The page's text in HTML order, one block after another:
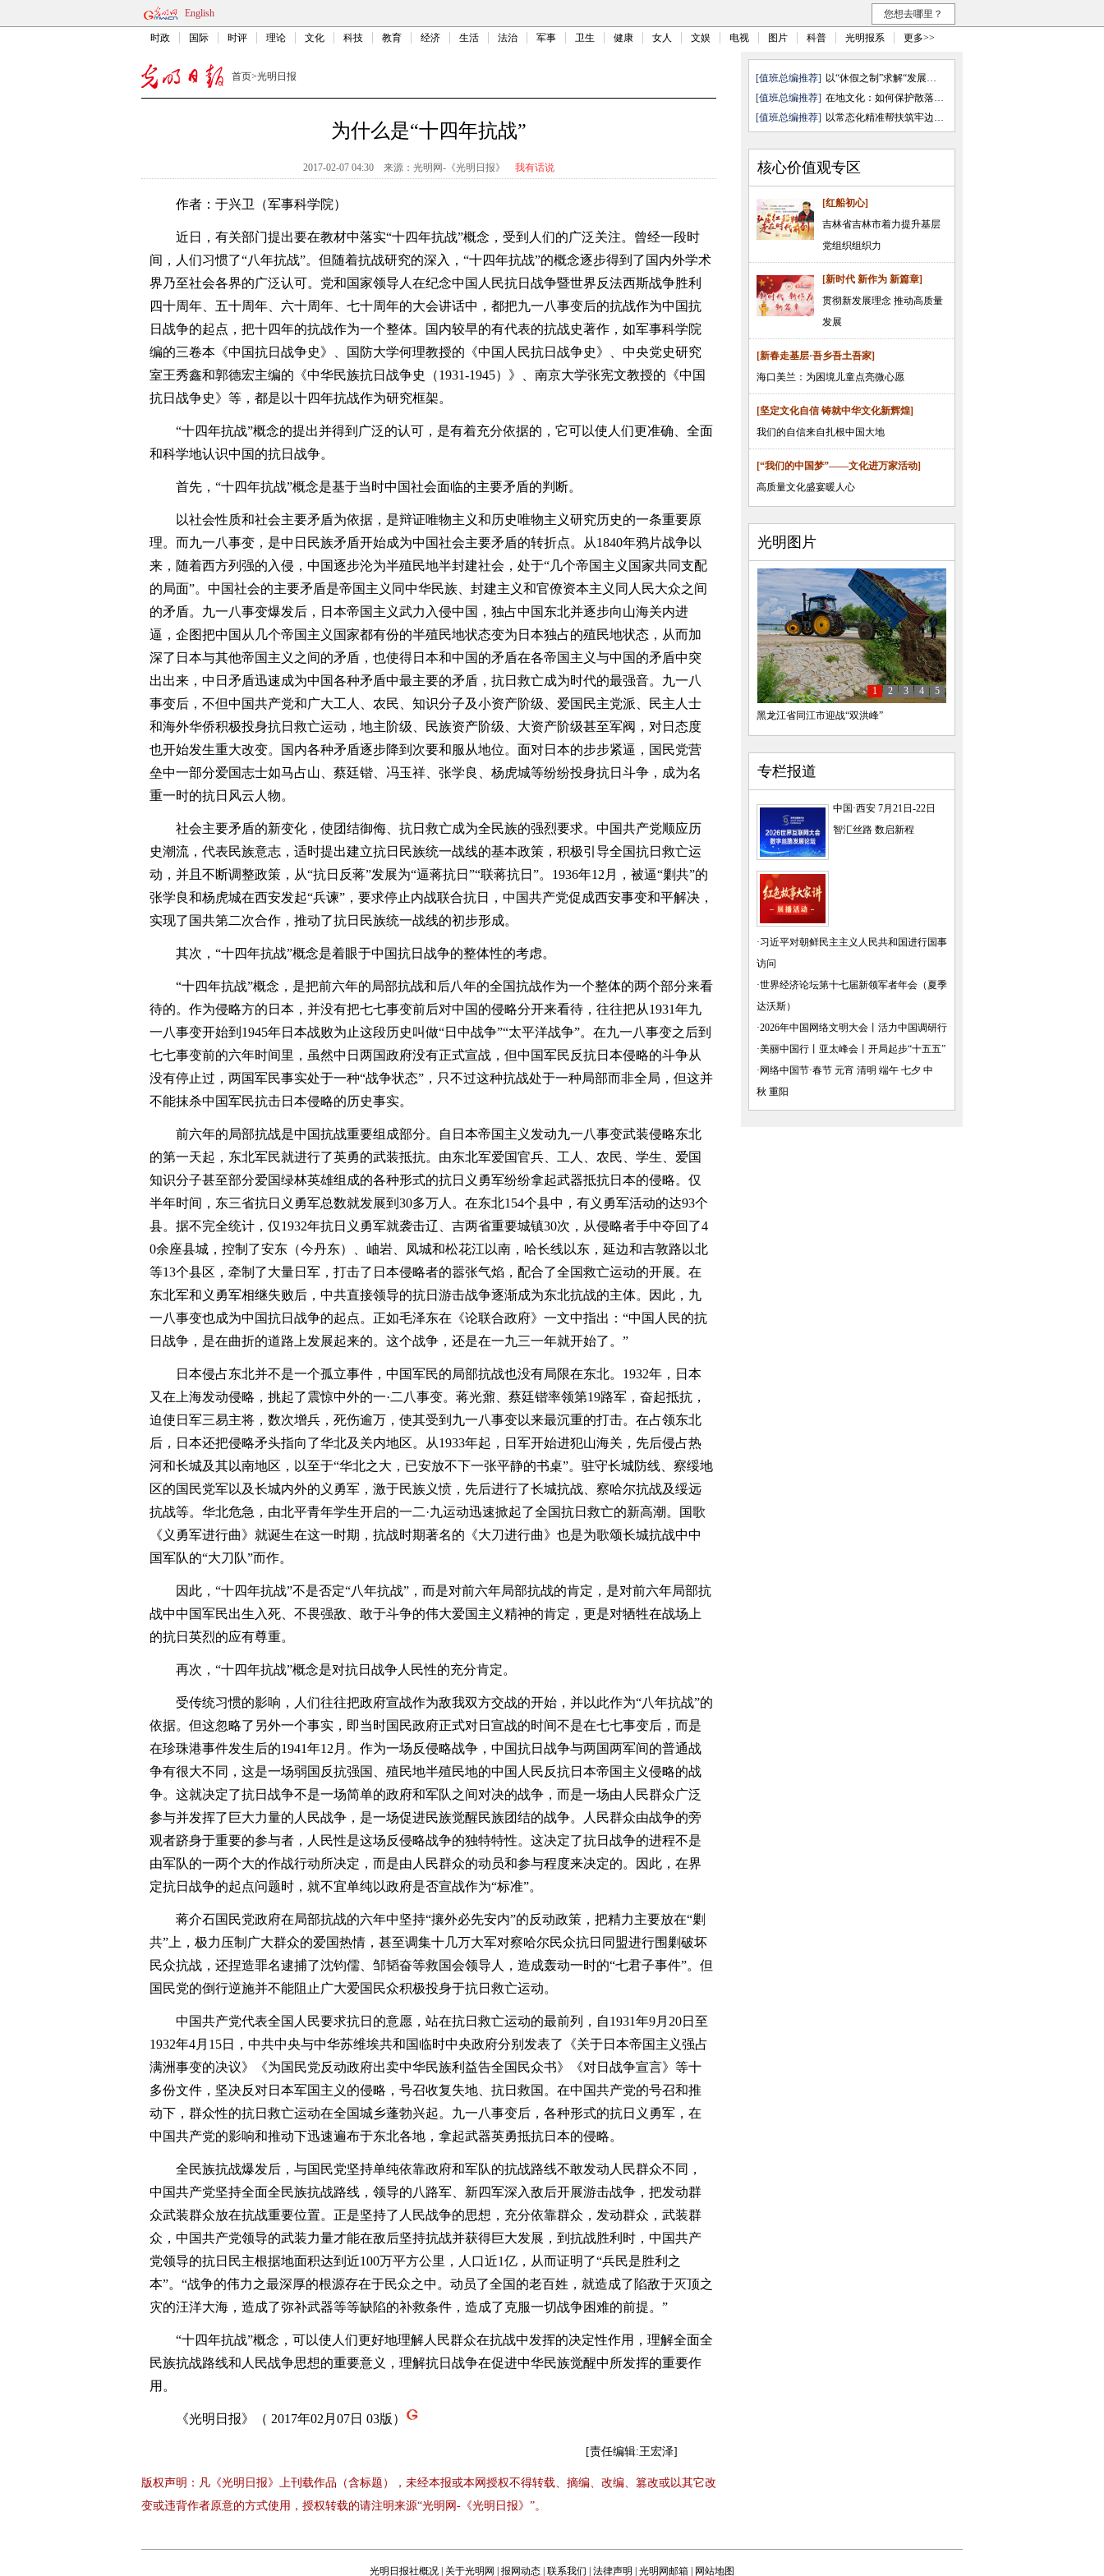
English 您想去哪里？
时政 国际 时评 理论 文化 科技 教育 经济 生活 法治 军事 卫生 健康 女人 文娱 电视 图片 科普 光明报系 更多>>
首页>光明日报
为什么是“十四年抗战”
2017-02-07 04:30 来源： 光明网-《光明日报》 我有话说
作者：于兴卫（军事科学院）
近日，有关部门提出要在教材中落实“十四年抗战”概念，受到人们的广泛关注。曾经一段时
间，人们习惯了“八年抗战”。但随着抗战研究的深入，“十四年抗战”的概念逐步得到了国内外学术
界乃至社会各界的广泛认可。党和国家领导人在纪念中国人民抗日战争暨世界反法西斯战争胜利
四十周年、五十周年、六十周年、七十周年的大会讲话中，都把九一八事变后的抗战作为中国抗
日战争的起点，把十四年的抗战作为一个整体。国内较早的有代表的抗战史著作，如军事科学院
编的三卷本《中国抗日战争史》、国防大学何理教授的《中国人民抗日战争史》、中央党史研究
室王秀鑫和郭德宏主编的《中华民族抗日战争史（1931-1945）》、南京大学张宪文教授的《中国
抗日战争史》等，都是以十四年抗战作为研究框架。
“十四年抗战”概念的提出并得到广泛的认可，是有着充分依据的，它可以使人们更准确、全面
和科学地认识中国的抗日战争。
首先，“十四年抗战”概念是基于当时中国社会面临的主要矛盾的判断。
以社会性质和社会主要矛盾为依据，是辩证唯物主义和历史唯物主义研究历史的一条重要原
理。而九一八事变，是中日民族矛盾开始成为中国社会主要矛盾的转折点。从1840年鸦片战争以
来，随着西方列强的入侵，中国逐步沦为半殖民地半封建社会，处于“几个帝国主义国家共同支配
的局面”。中国社会的主要矛盾是帝国主义同中华民族、封建主义和官僚资本主义同人民大众之间
的矛盾。九一八事变爆发后，日本帝国主义武力入侵中国，独占中国东北并逐步向山海关内进
逼，企图把中国从几个帝国主义国家都有份的半殖民地状态变为日本独占的殖民地状态，从而加
深了日本与其他帝国主义之间的矛盾，也使得日本和中国的矛盾在各帝国主义与中国的矛盾中突
出出来，中日矛盾迅速成为中国各种矛盾中最主要的矛盾，抗日救亡成为时代的最强音。九一八
事变后，不但中国共产党和广大工人、农民、知识分子及小资产阶级、爱国民主党派、民主人士
和海外华侨积极投身抗日救亡运动，地主阶级、民族资产阶级、大资产阶级甚至军阀，对日态度
也开始发生重大改变。国内各种矛盾逐步降到次要和服从地位。面对日本的步步紧逼，国民党营
垒中一部分爱国志士如马占山、蔡廷锴、冯玉祥、张学良、杨虎城等纷纷投身抗日斗争，成为名
重一时的抗日风云人物。
社会主要矛盾的新变化，使团结御侮、抗日救亡成为全民族的强烈要求。中国共产党顺应历
史潮流，代表民族意志，适时提出建立抗日民族统一战线的基本政策，积极引导全国抗日救亡运
动，并且不断调整政策，从“抗日反蒋”发展为“逼蒋抗日”“联蒋抗日”。1936年12月，被逼“剿共”的
张学良和杨虎城在西安发起“兵谏”，要求停止内战联合抗日，中国共产党促成西安事变和平解决，
实现了国共第二次合作，推动了抗日民族统一战线的初步形成。
其次，“十四年抗战”概念是着眼于中国抗日战争的整体性的考虑。
“十四年抗战”概念，是把前六年的局部抗战和后八年的全国抗战作为一个整体的两个部分来看
待的。作为侵略方的日本，并没有把七七事变前后对中国的侵略分开来看待，往往把从1931年九
一八事变开始到1945年日本战败为止这段历史叫做“日中战争”“太平洋战争”。在九一八事变之后到
七七事变前的六年时间里，虽然中日两国政府没有正式宣战，但中国军民反抗日本侵略的斗争从
没有停止过，两国军民事实处于一种“战争状态”，只不过这种抗战处于一种局部而非全局，但这并
不能抹杀中国军民抗击日本侵略的历史事实。
前六年的局部抗战是中国抗战重要组成部分。自日本帝国主义发动九一八事变武装侵略东北
的第一天起，东北军民就进行了英勇的武装抵抗。由东北军爱国官兵、工人、农民、学生、爱国
知识分子甚至部分爱国绿林英雄组成的各种形式的抗日义勇军纷纷拿起武器抵抗日本的侵略。仅
半年时间，东三省抗日义勇军总数就发展到30多万人。在东北154个县中，有义勇军活动的达93个
县。据不完全统计，仅1932年抗日义勇军就袭击辽、吉两省重要城镇30次，从侵略者手中夺回了4
0余座县城，控制了安东（今丹东）、岫岩、凤城和松花江以南，哈长线以东，延边和吉敦路以北
等13个县区，牵制了大量日军，打击了日本侵略者的嚣张气焰，配合了全国救亡运动的开展。在
东北军和义勇军相继失败后，中共直接领导的抗日游击战争逐渐成为东北抗战的主体。因此，九
一八事变也成为中国抗日战争的起点。正如毛泽东在《论联合政府》一文中指出：“中国人民的抗
日战争，是在曲折的道路上发展起来的。这个战争，还是在一九三一年就开始了。”
日本侵占东北并不是一个孤立事件，中国军民的局部抗战也没有局限在东北。1932年，日本
又在上海发动侵略，挑起了震惊中外的一·二八事变。蒋光鼐、蔡廷锴率领第19路军，奋起抵抗，
迫使日军三易主将，数次增兵，死伤逾万，使其受到九一八事变以来最沉重的打击。在占领东北
后，日本还把侵略矛头指向了华北及关内地区。从1933年起，日军开始进犯山海关，先后侵占热
河和长城及其以南地区，以至于“华北之大，已安放不下一张平静的书桌”。驻守长城防线、察绥地
区的国民党军以及长城内外的义勇军，激于民族义愤，先后进行了长城抗战、察哈尔抗战及绥远
抗战等。华北危急，由北平青年学生开启的一二·九运动迅速掀起了全国抗日救亡的新高潮。国歌
《义勇军进行曲》就诞生在这一时期，抗战时期著名的《大刀进行曲》也是为歌颂长城抗战中中
国军队的“大刀队”而作。
因此，“十四年抗战”不是否定“八年抗战”，而是对前六年局部抗战的肯定，是对前六年局部抗
战中中国军民出生入死、不畏强敌、敢于斗争的伟大爱国主义精神的肯定，更是对牺牲在战场上
的抗日英烈的应有尊重。
再次，“十四年抗战”概念是对抗日战争人民性的充分肯定。
受传统习惯的影响，人们往往把政府宣战作为敌我双方交战的开始，并以此作为“八年抗战”的
依据。但这忽略了另外一个事实，即当时国民政府正式对日宣战的时间不是在七七事变后，而是
在珍珠港事件发生后的1941年12月。作为一场反侵略战争，中国抗日战争与两国两军间的普通战
争有很大不同，这是一场弱国反抗强国、殖民地半殖民地的中国人民反抗日本帝国主义侵略的战
争。这就决定了抗日战争不是一场简单的政府和军队之间对决的战争，而是一场由人民群众广泛
参与并发挥了巨大力量的人民战争，是一场促进民族觉醒民族团结的战争。人民群众由战争的旁
观者跻身于重要的参与者，人民性是这场反侵略战争的独特特性。这决定了抗日战争的进程不是
由军队的一两个大的作战行动所决定，而是由人民群众的动员和参与程度来决定的。因此，在界
定抗日战争的起点问题时，就不宜单纯以政府是否宣战作为“标准”。
蒋介石国民党政府在局部抗战的六年中坚持“攘外必先安内”的反动政策，把精力主要放在“剿
共”上，极力压制广大群众的爱国热情，甚至调集十几万大军对察哈尔民众抗日同盟进行围剿破坏
民众抗战，还捏造罪名逮捕了沈钧儒、邹韬奋等救国会领导人，造成轰动一时的“七君子事件”。但
国民党的倒行逆施并不能阻止广大爱国民众积极投身于抗日救亡运动。
中国共产党代表全国人民要求抗日的意愿，站在抗日救亡运动的最前列，自1931年9月20日至
1932年4月15日，中共中央与中华苏维埃共和国临时中央政府分别发表了《关于日本帝国主义强占
满洲事变的决议》《为国民党反动政府出卖中华民族利益告全国民众书》《对日战争宣言》等十
多份文件，坚决反对日本军国主义的侵略，号召收复失地、抗日救国。在中国共产党的号召和推
动下，群众性的抗日救亡运动在全国城乡蓬勃兴起。九一八事变后，各种形式的抗日义勇军，在
中国共产党的影响和推动下迅速遍布于东北各地，拿起武器英勇抵抗日本的侵略。
全民族抗战爆发后，与国民党坚持单纯依靠政府和军队的抗战路线不敢发动人民群众不同，
中国共产党坚持全面全民族抗战路线，领导的八路军、新四军深入敌后开展游击战争，把发动群
众武装群众放在抗战重要位置。正是坚持了人民战争的思想，充分依靠群众，发动群众，武装群
众，中国共产党领导的武装力量才能在敌后坚持抗战并获得巨大发展，到抗战胜利时，中国共产
党领导的抗日民主根据地面积达到近100万平方公里，人口近1亿，从而证明了“兵民是胜利之
本”。“战争的伟力之最深厚的根源存在于民众之中。动员了全国的老百姓，就造成了陷敌于灭顶之
灾的汪洋大海，造成了弥补武器等等缺陷的补救条件，造成了克服一切战争困难的前提。”
“十四年抗战”概念，可以使人们更好地理解人民群众在抗战中发挥的决定性作用，理解全面全
民族抗战路线和人民战争思想的重要意义，理解抗日战争在促进中华民族觉醒中所发挥的重要作
用。
《光明日报》（ 2017年02月07日 03版）
[责任编辑:王宏泽]
版权声明：凡《光明日报》上刊载作品（含标题），未经本报或本网授权不得转载、摘编、改编、篡改或以其它改
变或违背作者原意的方式使用，授权转载的请注明来源“光明网-《光明日报》”。
[值班总编推荐]
以“休假之制”求解“发展之需”
[值班总编推荐]
在地文化：如何保护散落的文化“ ...
[值班总编推荐]
以常态化精准帮扶筑牢边疆民族地 ...
核心价值观专区
[红船初心]
吉林省吉林市着力提升基层
党组织组织力
[新时代 新作为 新篇章]
贯彻新发展理念 推动高质量
发展
[新春走基层·吾乡吾土吾家]
海口美兰：为困境儿童点亮微心愿
[坚定文化自信 铸就中华文化新辉煌]
我们的自信来自扎根中国大地
[“我们的中国梦”——文化进万家活动]
高质量文化盛宴暖人心
光明图片
黑龙江省同江市迎战“双洪峰”
1 2 3 4 5
专栏报道
中国·西安 7月21日-22日
智汇丝路 数启新程
·习近平对朝鲜民主主义人民共和国进行国事
访问
·世界经济论坛第十七届新领军者年会（夏季
达沃斯）
·2026年中国网络文明大会
活力中国调研行
·美丽中国行 亚太峰会
开局起步“十五五”
· 网络中国节·春节 元宵 清明 端午 七夕 中
秋 重阳
光明日报社概况 关于光明网 报网动态 联系我们 法律声明 光明网邮箱 网站地图